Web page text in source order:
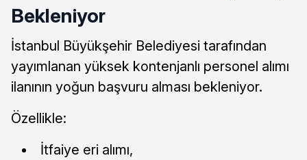
Bekleniyor
İstanbul Büyükşehir Belediyesi tarafından
yayımlanan yüksek kontenjanlı personel alımı
ilanının yoğun başvuru alması bekleniyor.
Özellikle:
İtfaiye eri alımı,